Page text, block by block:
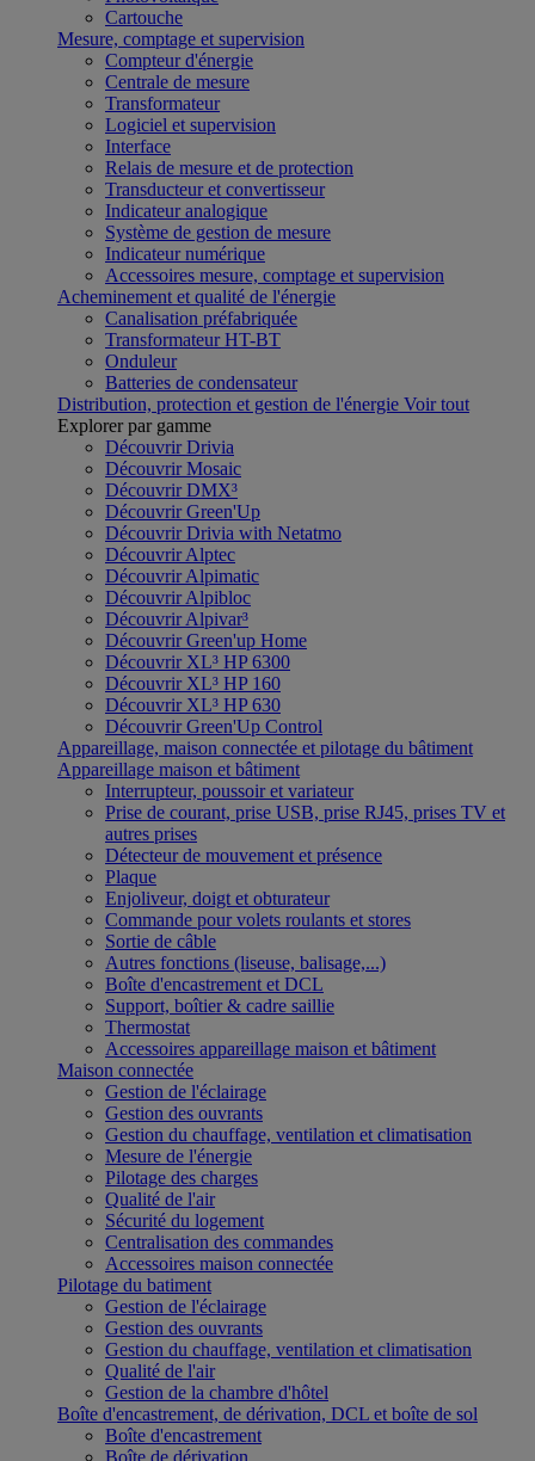
Cartouche
Mesure, comptage et supervision
Compteur d'énergie
Centrale de mesure
Transformateur
Logiciel et supervision
Interface
Relais de mesure et de protection
Transducteur et convertisseur
Indicateur analogique
Système de gestion de mesure
Indicateur numérique
Accessoires mesure, comptage et supervision
Acheminement et qualité de l'énergie
Canalisation préfabriquée
Transformateur HT-BT
Onduleur
Batteries de condensateur
Distribution, protection et gestion de l'énergie Voir tout
Explorer par gamme
Découvrir Drivia
Découvrir Mosaic
Découvrir DMX³
Découvrir Green'Up
Découvrir Drivia with Netatmo
Découvrir Alptec
Découvrir Alpimatic
Découvrir Alpibloc
Découvrir Alpivar³
Découvrir Green'up Home
Découvrir XL³ HP 6300
Découvrir XL³ HP 160
Découvrir XL³ HP 630
Découvrir Green'Up Control
Appareillage, maison connectée et pilotage du bâtiment
Appareillage maison et bâtiment
Interrupteur, poussoir et variateur
Prise de courant, prise USB, prise RJ45, prises TV et
autres prises
Détecteur de mouvement et présence
Plaque
Enjoliveur, doigt et obturateur
Commande pour volets roulants et stores
Sortie de câble
Autres fonctions (liseuse, balisage,...)
Boîte d'encastrement et DCL
Support, boîtier & cadre saillie
Thermostat
Accessoires appareillage maison et bâtiment
Maison connectée
Gestion de l'éclairage
Gestion des ouvrants
Gestion du chauffage, ventilation et climatisation
Mesure de l'énergie
Pilotage des charges
Qualité de l'air
Sécurité du logement
Centralisation des commandes
Accessoires maison connectée
Pilotage du batiment
Gestion de l'éclairage
Gestion des ouvrants
Gestion du chauffage, ventilation et climatisation
Qualité de l'air
Gestion de la chambre d'hôtel
Boîte d'encastrement, de dérivation, DCL et boîte de sol
Boîte d'encastrement
Boîte de dérivation